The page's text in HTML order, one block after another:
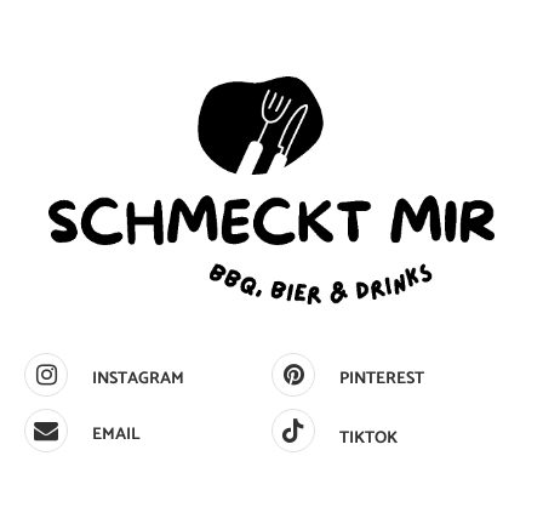
INSTAGRAM
PINTEREST
EMAIL
TIKTOK